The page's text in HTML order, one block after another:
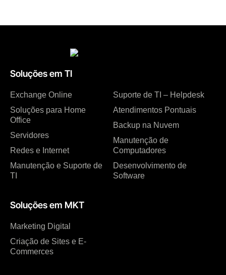
Soluções em TI
Exchange Online
Soluções para Home
Office
Servidores
Redes e Internet
Manutenção e Suporte de
TI
Suporte de TI – Helpdesk
Atendimentos Pontuais
Backup na Nuvem
Manutenção de
Computadores
Desenvolvimento de
Software
Soluções em MKT
Marketing Digital
Criação de Sites e E-
Commerces